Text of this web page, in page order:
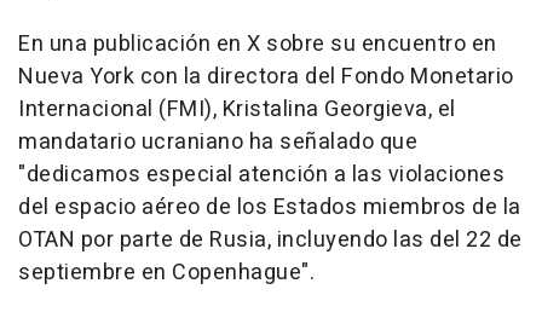
En una publicación en X sobre su encuentro en
Nueva York con la directora del Fondo Monetario
Internacional (FMI), Kristalina Georgieva, el
mandatario ucraniano ha señalado que
"dedicamos especial atención a las violaciones
del espacio aéreo de los Estados miembros de la
OTAN por parte de Rusia, incluyendo las del 22 de
septiembre en Copenhague".